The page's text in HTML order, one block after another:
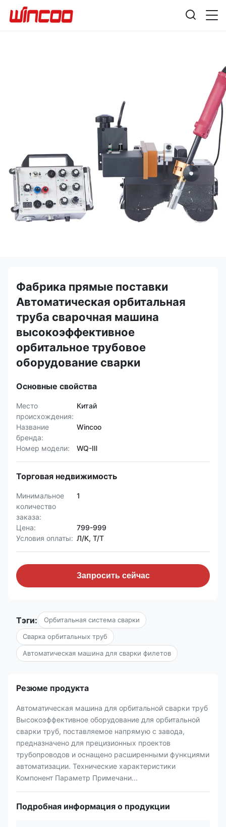
Фабрика прямые поставки
Автоматическая орбитальная
труба сварочная машина
высокоэффективное
орбитальное трубовое
оборудование сварки
Основные свойства
Место
происхождения:
Китай
Название
бренда:
Wincoo
Номер модели: WQ-Ⅲ
Торговая недвижимость
Минимальное
количество
заказа:
1
Цена:
799-999
Условия оплаты: Л/К, Т/Т
Запросить сейчас
Тэги: Орбитальная система сварки
Сварка орбитальных труб
Автоматическая машина для сварки филетов
Резюме продукта
Автоматическая машина для орбитальной сварки труб
Высокоэффективное оборудование для орбитальной
сварки труб, поставляемое напрямую с завода,
предназначено для прецизионных проектов
трубопроводов и оснащено расширенными функциями
автоматизации. Технические характеристики
Компонент Параметр Примечани...
Подробная информация о продукции